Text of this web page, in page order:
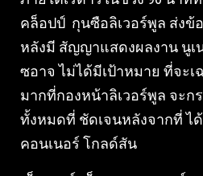
คล็อปป์ กุนซือลิเวอร์พูล ส่งข้
หลังมี สัญญาแสดงผลงาน นูเ
ซอาจ ไม่ได้มีเป้าหมาย ที่จะ
มากที่กองหน้าลิเวอร์พูล จะก
ทั้งหมดที่ ชัดเจนหลังจากที่ ไ
คอนเนอร์ โกลด์สัน